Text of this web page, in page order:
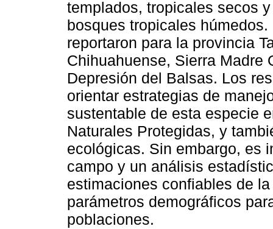
templados, tropicales secos
bosques tropicales
reportaron para la provincia
Chihuahuense, Sierra Madre
Depresión del Balsas. Los
orientar estrategias de
sustentable de esta especie
Naturales Protegidas, y
ecológicas. Sin embargo, es
campo y un análisis
estimaciones confiables de
parámetros demográficos
poblaciones.